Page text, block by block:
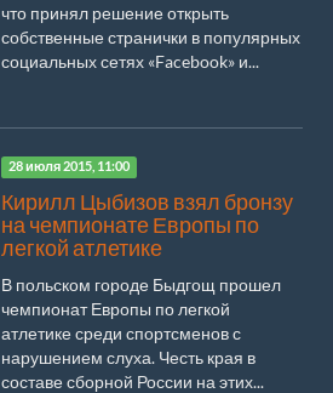
что принял решение открыть
собственные странички в популярных
социальных сетях «Facebook» и...
28 июля 2015, 11:00
Кирилл Цыбизов взял бронзу
на чемпионате Европы по
легкой атлетике
В польском городе Быдгощ прошел
чемпионат Европы по легкой
атлетике среди спортсменов с
нарушением слуха. Честь края в
составе сборной России на этих...